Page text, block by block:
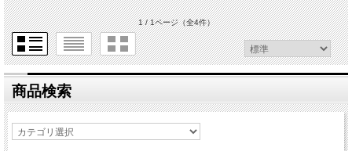
1 / 1ページ（全4件）
商品検索